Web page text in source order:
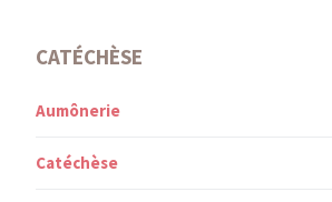
CATÉCHÈSE
Aumônerie
Catéchèse